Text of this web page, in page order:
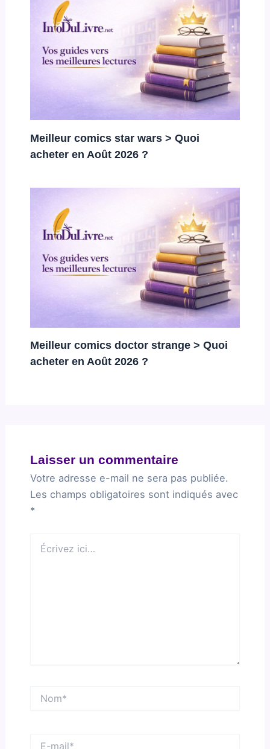
Meilleur comics star wars > Quoi
acheter en Août 2026 ?
Meilleur comics doctor strange > Quoi
acheter en Août 2026 ?
Laisser un commentaire
Votre adresse e-mail ne sera pas publiée.
Les champs obligatoires sont indiqués avec
*
ici…